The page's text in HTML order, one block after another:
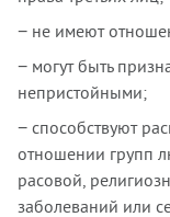
− не имеют
− могут быть
непристойными;
− способствуют
отношении групп
расовой,
заболеваний или